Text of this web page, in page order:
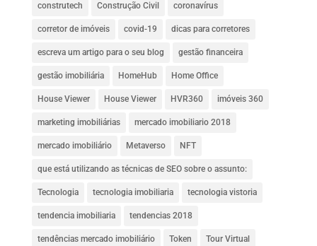
construtech Construção Civil coronavírus
corretor de imóveis covid-19 dicas para corretores
escreva um artigo para o seu blog gestão financeira
gestão imobiliária HomeHub Home Office
House Viewer House Viewer HVR360 imóveis 360
marketing imobiliárias mercado imobiliario 2018
mercado imobiliário Metaverso NFT
que está utilizando as técnicas de SEO sobre o assunto:
Tecnologia tecnologia imobiliaria tecnologia vistoria
tendencia imobiliaria tendencias 2018
tendências mercado imobiliário Token Tour Virtual